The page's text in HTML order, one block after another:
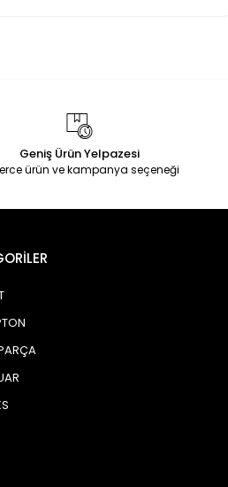
Geniş Ürün Yelpazesi
ürün ve kampanya seçeneği